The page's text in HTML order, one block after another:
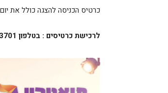
כרטיס הכניסה להצגה כולל את
לרכישת כרטיסים : בטלפון 3701* או